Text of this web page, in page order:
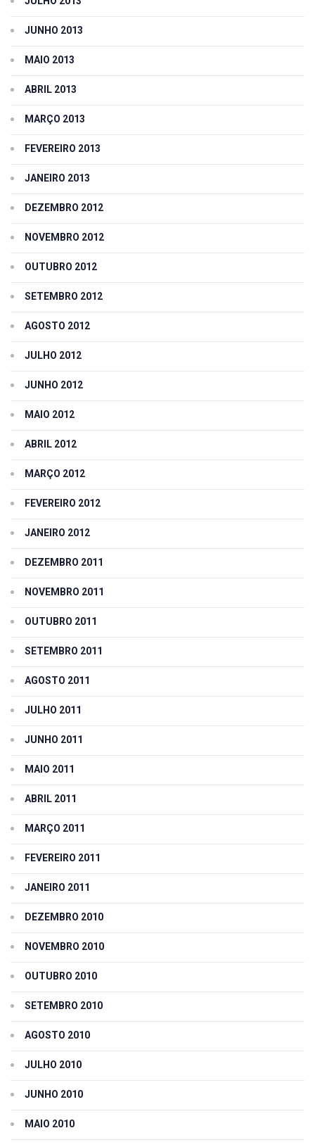
JUNHO 2013
MAIO 2013
ABRIL 2013
MARÇO 2013
FEVEREIRO 2013
JANEIRO 2013
DEZEMBRO 2012
NOVEMBRO 2012
OUTUBRO 2012
SETEMBRO 2012
AGOSTO 2012
JULHO 2012
JUNHO 2012
MAIO 2012
ABRIL 2012
MARÇO 2012
FEVEREIRO 2012
JANEIRO 2012
DEZEMBRO 2011
NOVEMBRO 2011
OUTUBRO 2011
SETEMBRO 2011
AGOSTO 2011
JULHO 2011
JUNHO 2011
MAIO 2011
ABRIL 2011
MARÇO 2011
FEVEREIRO 2011
JANEIRO 2011
DEZEMBRO 2010
NOVEMBRO 2010
OUTUBRO 2010
SETEMBRO 2010
AGOSTO 2010
JULHO 2010
JUNHO 2010
MAIO 2010